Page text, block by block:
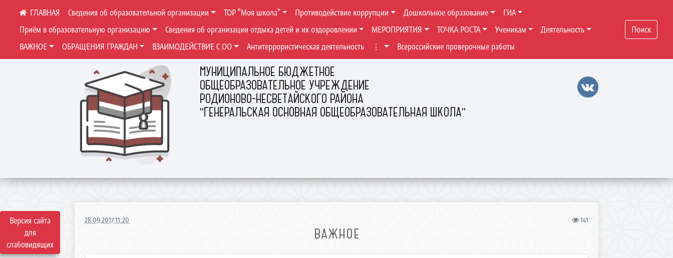
Версия сайта
для
слабовидящих
МУНИЦИПАЛЬНОЕ БЮДЖЕТНОЕ
ОБЩЕОБРАЗОВАТЕЛЬНОЕ УЧРЕЖДЕНИЕ
РОДИОНОВО-НЕСВЕТАЙСКОГО РАЙОНА
"ГЕНЕРАЛЬСКАЯ ОСНОВНАЯ ОБЩЕОБРАЗОВАТЕЛЬНАЯ ШКОЛА"
Сведения об образовательной организации ТОР "Моя школа" Противодействие коррупции Дошкольное образование
ГИА
Приём в образовательную организацию
Сведения об организации отдыха детей и их оздоровлении МЕРОПРИЯТИЯ ТОЧКА РОСТА Ученикам
Деятельность
ВАЖНОЕ
ОБРАЩЕНИЯ ГРАЖДАН ВЗАИМОДЕЙСТВИЕ С ОО Антитеррористическая деятельность ⋮ Всероссийские проверочные работы
Поиск
28.09.2017 11:20 141
ВАЖНОЕ